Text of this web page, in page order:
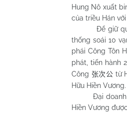
Hung Nô xuất
của triều Hán
Để giữ quận
thống soái 10
phái Công Tôn
phát, tiến hành
Công 张次公 từ
Hữu Hiền Vương.
Đại doanh của
Hiền Vương